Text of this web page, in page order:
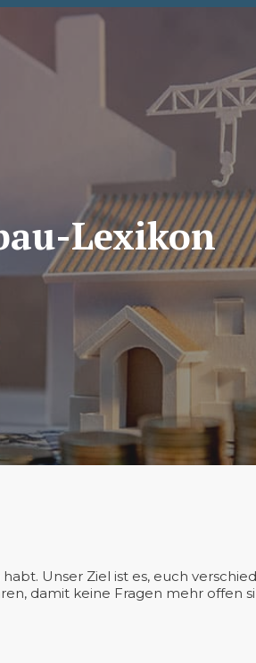
Lexikon
Unser Ziel ist es, euch
damit keine Fragen mehr offen